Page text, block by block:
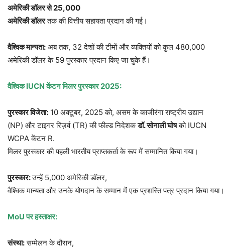
अमेरिकीडॉलरसे25,000
अमेरिकीडॉलरतक की वित्तीय सहायता प्रदान की गई।
वैश्विकमान्यता: अब तक, 32 देशों की टीमों और व्यक्तियों को कुल 480,000
अमेरिकी डॉलर के 59 पुरस्कार प्रदान किए जा चुके हैं।
वैश्विकIUCNकेंटनमिलरपुरस्कार2025:
पुरस्कारविजेता: 10 अक्टूबर, 2025 को, असम के काजीरंगा राष्ट्रीय उद्यान
(NP) और टाइगर रिज़र्व (TR) की फील्ड निदेशकडॉ.सोनालीघोषको IUCN
WCPA केंटन R.
मिलर पुरस्कार की पहली भारतीय प्राप्तकर्ता के रूप में सम्मानित किया गया।
पुरस्कार:उन्हें 5,000 अमेरिकी डॉलर,
वैश्विक मान्यता और उनके योगदान के सम्मान में एक प्रशस्ति पत्र प्रदान किया गया।
MoUपरहस्ताक्षर:
संस्था:सम्मेलन के दौरान,